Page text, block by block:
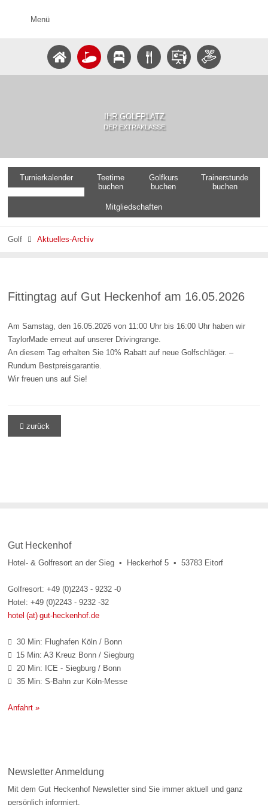
Menü
IHR GOLFPLATZ
DER EXTRAKLASSE
Turnierkalender
Teetime
buchen
Golfkurs
buchen
Trainerstunde
buchen
Mitgliedschaften
Golf  Aktuelles-Archiv
Fittingtag auf Gut Heckenhof am 16.05.2026
Am Samstag, den 16.05.2026 von 11:00 Uhr bis 16:00 Uhr haben wir
TaylorMade erneut auf unserer Drivingrange.
An diesem Tag erhalten Sie 10% Rabatt auf neue Golfschläger. –
Rundum Bestpreisgarantie.
Wir freuen uns auf Sie!
 zurück
Gut Heckenhof
Hotel- & Golfresort an der Sieg • Heckerhof 5 • 53783 Eitorf
Golfresort: +49 (0)2243 - 9232 -0
Hotel: +49 (0)2243 - 9232 -32
hotel (at) gut-heckenhof.de
 30 Min: Flughafen Köln / Bonn
 15 Min: A3 Kreuz Bonn / Siegburg
 20 Min: ICE - Siegburg / Bonn
 35 Min: S-Bahn zur Köln-Messe
Anfahrt »
Newsletter Anmeldung
Mit dem Gut Heckenhof Newsletter sind Sie immer aktuell und ganz
persönlich informiert.